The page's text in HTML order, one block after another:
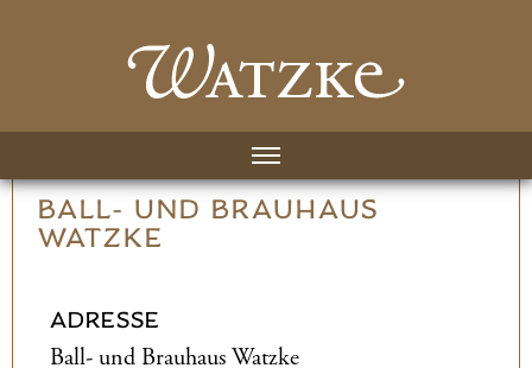
BALL- UND­ BRAUHAUS
WATZKE
ADRESSE
Ball- und­ Brauhaus Watzke